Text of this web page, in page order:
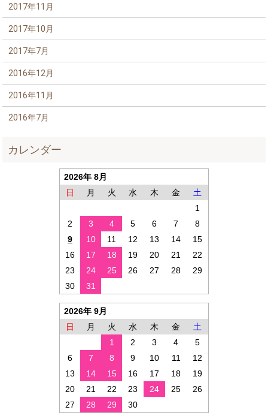
2017年11月
2017年10月
2017年7月
2016年12月
2016年11月
2016年7月
カレンダー
2026年 8月
日
月 火 水 木 金
土
1
2
3 4 5 6 7
8
9
10 11 12 13 14
15
16
17 18 19 20 21
22
23
24 25 26 27 28
29
30
31
2026年 9月
日
月 火 水 木 金
土
1
2 3 4
5
6
7 8 9 10 11
12
13
14 15 16 17 18
19
20
21 22 23 24 25
26
27
28 29 30